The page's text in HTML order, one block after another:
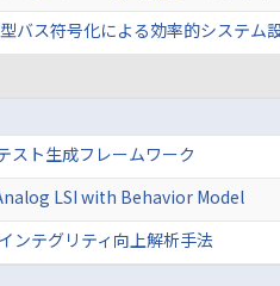
バス符号化による効率的システム
スト生成フレームワーク
LSI with Behavior Model
ンテグリティ向上解析手法